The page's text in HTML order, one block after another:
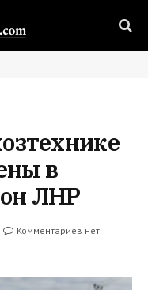
в
ЛНР
Комментариев нет